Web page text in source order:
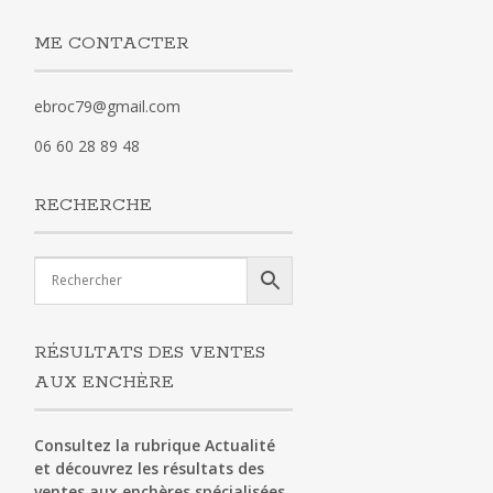
ME CONTACTER
ebroc79@gmail.com
06 60 28 89 48
RECHERCHE
RÉSULTATS DES VENTES
AUX ENCHÈRE
Consultez la rubrique Actualité
et découvrez les résultats des